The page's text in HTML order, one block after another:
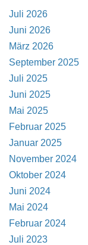
Juli 2026
Juni 2026
März 2026
September 2025
Juli 2025
Juni 2025
Mai 2025
Februar 2025
Januar 2025
November 2024
Oktober 2024
Juni 2024
Mai 2024
Februar 2024
Juli 2023